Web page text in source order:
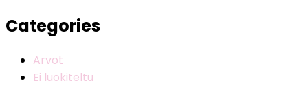
Categories
Arvot
Ei luokiteltu